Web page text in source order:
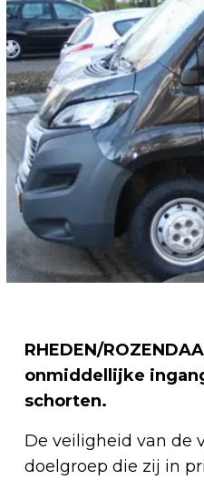
RHEDEN/
onmiddellijke
schorten.
De veiligheid van de
doelgroep die zij in